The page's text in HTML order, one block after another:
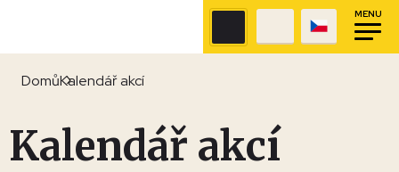
MENU
DomůKalendář akcí
Kalendář akcí